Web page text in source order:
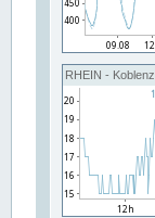
RHEIN - Koblenz